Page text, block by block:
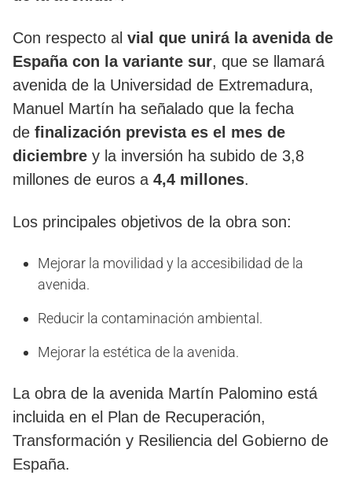
Con respecto al vial que unirá la avenida de
España con la variante sur, que se llamará
avenida de la Universidad de Extremadura,
Manuel Martín ha señalado que la fecha
de finalización prevista es el mes de
diciembre y la inversión ha subido de 3,8
millones de euros a 4,4 millones.
Los principales objetivos de la obra son:
Mejorar la movilidad y la accesibilidad de la
avenida.
Reducir la contaminación ambiental.
Mejorar la estética de la avenida.
La obra de la avenida Martín Palomino está
incluida en el Plan de Recuperación,
Transformación y Resiliencia del Gobierno de
España.